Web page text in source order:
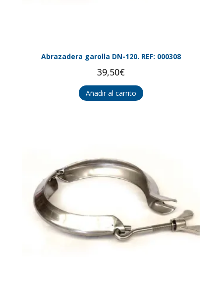
Abrazadera garolla DN-120. REF: 000308
39,50€
Añadir al carrito